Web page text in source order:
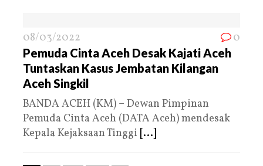
08/03/2022 0
Pemuda Cinta Aceh Desak Kajati Aceh
Tuntaskan Kasus Jembatan Kilangan
Aceh Singkil
BANDA ACEH (KM) – Dewan Pimpinan
Pemuda Cinta Aceh (DATA Aceh) mendesak
Kepala Kejaksaan Tinggi [...]